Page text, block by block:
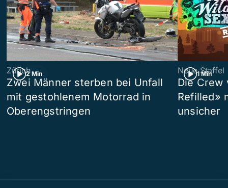
2 Min
Zürich
Zwei Männer sterben bei Unfall
mit gestohlenem Motorrad in
Oberengstringen
1 Min
Neue Staffel
Die Crew
Refilled»
unsicher